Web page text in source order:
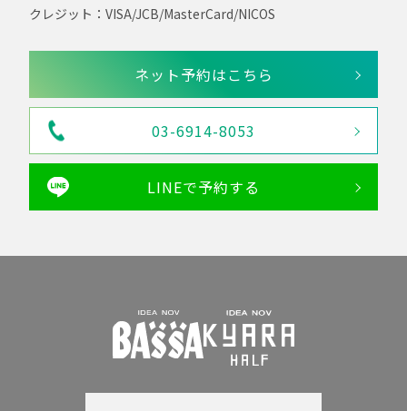
クレジット：VISA/JCB/MasterCard/NICOS
ネット予約はこちら
03-6914-8053
LINEで予約する